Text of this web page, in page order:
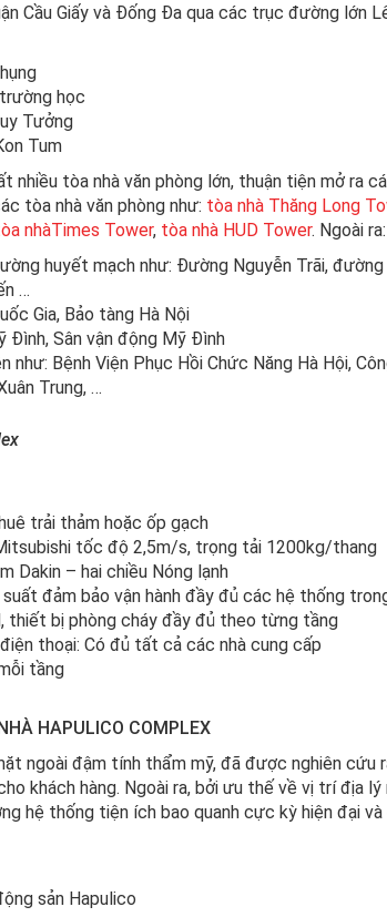
Cầu Giấy và Đống Đa qua các trục đường lớn
học
Tưởng
Tum
nhiều tòa nhà văn phòng lớn, thuận tiện mở ra
tòa nhà văn phòng như: tòa nhà Thăng Long
nhàTimes Tower, tòa nhà HUD Tower. Ngoài ra:
huyết mạch như: Đường Nguyễn Trãi,
…
Gia, Bảo tàng Hà Nội
Đình, Sân vận động Mỹ Đình
như: Bệnh Viện Phục Hồi Chức Năng Hà Hội,
Trung, …
trải thảm hoặc ốp gạch
tốc độ 2,5m/s, trọng tải 1200kg/thang
Dakin – hai chiều Nóng lạnh
đảm bảo vận hành đầy đủ các hệ thống
thiết bị phòng cháy đầy đủ theo từng tầng
thoại: Có đủ tất cả các nhà cung cấp
tầng
HAPULICO COMPLEX
ngoài đậm tính thẩm mỹ, đã được nghiên cứu
khách hàng. Ngoài ra, bởi ưu thế về vị trí địa lý
hệ thống tiện ích bao quanh cực kỳ hiện đại
sản Hapulico